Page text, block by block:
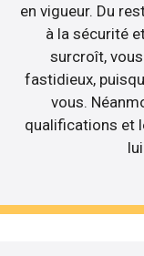
en vigueur. Du
à la sécurité
surcroît,
fastidieux,
vous.
qualifications et